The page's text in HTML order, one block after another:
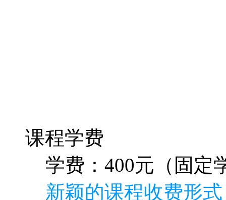
课程学费
学费：400元（固定
新颖的课程收费形